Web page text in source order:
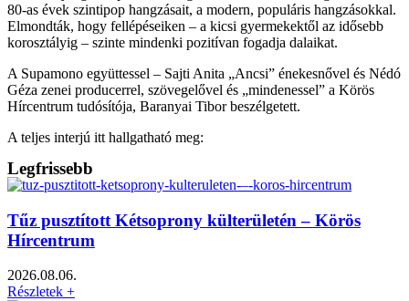
80-as évek szintipop hangzásait, a modern, populáris hangzásokkal.
Elmondták, hogy fellépéseiken – a kicsi gyermekektől az idősebb
korosztályig – szinte mindenki pozitívan fogadja dalaikat.
A Supamono együttessel – Sajti Anita „Ancsi” énekesnővel és Nédó
Géza zenei producerrel, szövegelővel és „mindenessel” a Körös
Hírcentrum tudósítója, Baranyai Tibor beszélgetett.
A teljes interjú itt hallgatható meg:
Legfrissebb
Tűz pusztított Kétsoprony külterületén – Körös
Hírcentrum
2026.08.06.
Részletek +